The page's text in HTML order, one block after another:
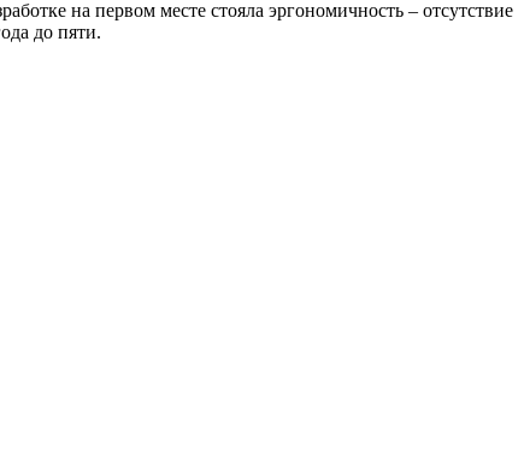
на первом месте стояла эргономичность – отсутствие
до пяти.